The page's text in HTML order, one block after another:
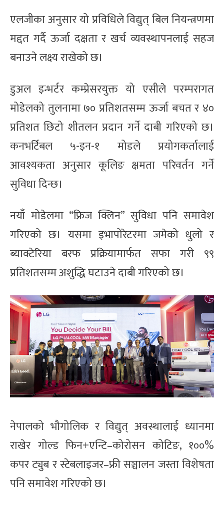
एलजीका अनुसार यो प्रविधिले विद्युत् बिल नियन्त्रणमा
मद्दत गर्दै ऊर्जा दक्षता र खर्च व्यवस्थापनलाई सहज
बनाउने लक्ष्य राखेको छ।
डुअल इन्भर्टर कम्प्रेसरयुक्त यो एसीले परम्परागत
मोडेलको तुलनामा ७० प्रतिशतसम्म ऊर्जा बचत र ४०
प्रतिशत छिटो शीतलन प्रदान गर्ने दाबी गरिएको छ।
कनभर्टिबल ५-इन-१ मोडले प्रयोगकर्तालाई
आवश्यकता अनुसार कूलिङ क्षमता परिवर्तन गर्ने
सुविधा दिन्छ।
नयाँ मोडेलमा “फ्रिज क्लिन” सुविधा पनि समावेश
गरिएको छ। यसमा इभापोरेटरमा जमेको धुलो र
ब्याक्टेरिया बरफ प्रक्रियामार्फत सफा गरी ९९
प्रतिशतसम्म अशुद्धि घटाउने दाबी गरिएको छ।
नेपालको भौगोलिक र विद्युत् अवस्थालाई ध्यानमा
राखेर गोल्ड फिन+एन्टि–कोरोसन कोटिङ, १००%
कपर ट्युब र स्टेबलाइजर–फ्री सञ्चालन जस्ता विशेषता
पनि समावेश गरिएको छ।